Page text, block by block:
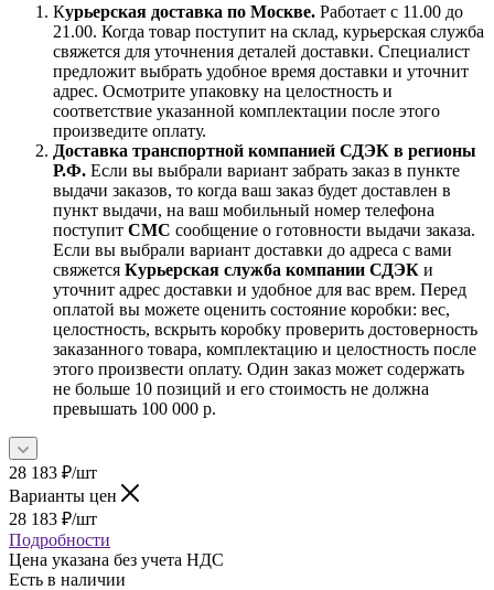
Курьерская доставка по Москве. Работает с 11.00 до
21.00. Когда товар поступит на склад, курьерская служба
свяжется для уточнения деталей доставки. Специалист
предложит выбрать удобное время доставки и уточнит
адрес. Осмотрите упаковку на целостность и
соответствие указанной комплектации после этого
произведите оплату.
Доставка транспортной компанией СДЭК в регионы
Р.Ф. Если вы выбрали вариант забрать заказ в пункте
выдачи заказов, то когда ваш заказ будет доставлен в
пункт выдачи, на ваш мобильный номер телефона
поступит СМС сообщение о готовности выдачи заказа.
Если вы выбрали вариант доставки до адреса с вами
свяжется Курьерская служба компании СДЭК и
уточнит адрес доставки и удобное для вас врем. Перед
оплатой вы можете оценить состояние коробки: вес,
целостность, вскрыть коробку проверить достоверность
заказанного товара, комплектацию и целостность после
этого произвести оплату. Один заказ может содержать
не больше 10 позиций и его стоимость не должна
превышать 100 000 р.
28 183 ₽/шт
Варианты цен
28 183 ₽/шт
Подробности
Цена указана без учета НДС
Есть в наличии